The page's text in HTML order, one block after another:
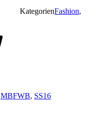
KategorienFashion,
MBFWB, SS16